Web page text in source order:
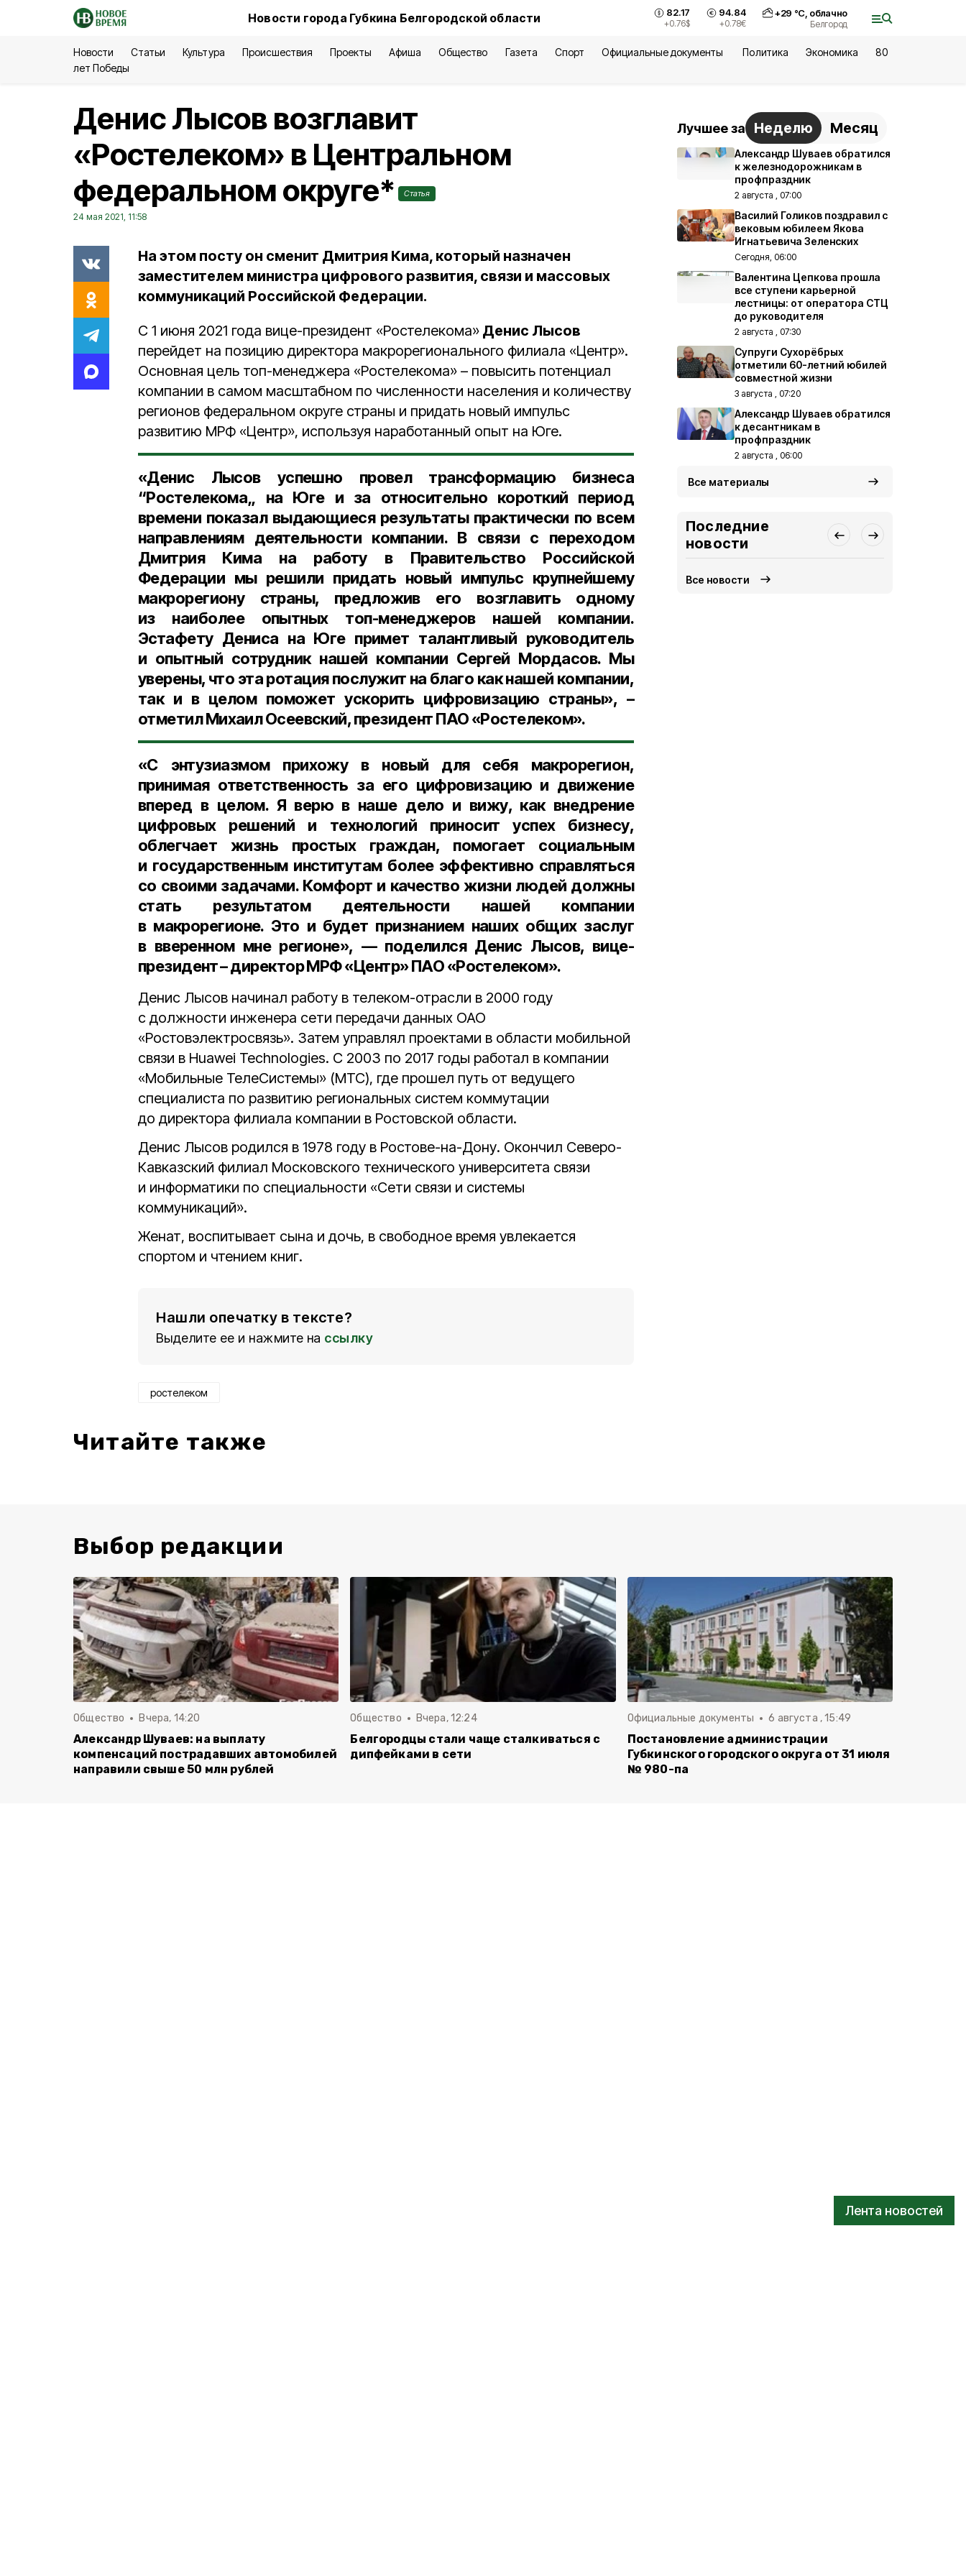
Новости города Губкина Белгородской области 82.17
+0.76$
94.84
+0.78€
+29 °С, облачно
Белгород
Новости Статьи Культура Происшествия Проекты Афиша Общество Газета Спорт Официальные документы Политика Экономика
80
лет Победы
Лента новостей
Денис Лысов возглавит
«Ростелеком» в Центральном
федеральном округе*
Статья
24 мая 2021, 11:58
На этом посту он сменит Дмитрия Кима, который назначен
заместителем министра цифрового развития, связи и массовых
коммуникаций Российской Федерации.
С 1 июня 2021 года вице-президент «Ростелекома» Денис Лысов
перейдет на позицию директора макрорегионального филиала «Центр».
Основная цель топ-менеджера «Ростелекома» – повысить потенциал
компании в самом масштабном по численности населения и количеству
регионов федеральном округе страны и придать новый импульс
развитию МРФ «Центр», используя наработанный опыт на Юге.
«Денис Лысов успешно провел трансформацию бизнеса
“Ростелекома„ на Юге и за относительно короткий период
времени показал выдающиеся результаты практически по всем
направлениям деятельности компании. В связи с переходом
Дмитрия Кима на работу в Правительство Российской
Федерации мы решили придать новый импульс крупнейшему
макрорегиону страны, предложив его возглавить одному
из наиболее опытных топ-менеджеров нашей компании.
Эстафету Дениса на Юге примет талантливый руководитель
и опытный сотрудник нашей компании Сергей Мордасов. Мы
уверены, что эта ротация послужит на благо как нашей компании,
так и в целом поможет ускорить цифровизацию страны», –
отметилМихаил Осеевский, президент ПАО «Ростелеком».
«С энтузиазмом прихожу в новый для себя макрорегион,
принимая ответственность за его цифровизацию и движение
вперед в целом. Я верю в наше дело и вижу, как внедрение
цифровых решений и технологий приносит успех бизнесу,
облегчает жизнь простых граждан, помогает социальным
и государственным институтам более эффективно справляться
со своими задачами. Комфорт и качество жизни людей должны
стать результатом деятельности нашей компании
в макрорегионе. Это и будет признанием наших общих заслуг
в вверенном мне регионе», — поделился Денис Лысов, вице-
президент – директор МРФ «Центр» ПАО «Ростелеком».
Денис Лысов начинал работу в телеком-отрасли в 2000 году
с должности инженера сети передачи данных ОАО
«Ростовэлектросвязь». Затем управлял проектами в области мобильной
связи в Huawei Technologies. С 2003 по 2017 годы работал в компании
«Мобильные ТелеСистемы» (МТС), где прошел путь от ведущего
специалиста по развитию региональных систем коммутации
до директора филиала компании в Ростовской области.
Денис Лысов родился в 1978 году в Ростове-на-Дону. Окончил Северо-
Кавказский филиал Московского технического университета связи
и информатики по специальности «Сети связи и системы
коммуникаций».
Женат, воспитывает сына и дочь, в свободное время увлекается
спортом и чтением книг.
Нашли опечатку в тексте?
Выделите ее и нажмите на ссылку
ростелеком
Читайте также
Лучшее за Неделю Месяц
Александр Шуваев обратился
к железнодорожникам в
профпраздник
2 августа , 07:00
Василий Голиков поздравил с
вековым юбилеем Якова
Игнатьевича Зеленских
Сегодня, 06:00
Валентина Цепкова прошла
все ступени карьерной
лестницы: от оператора СТЦ
до руководителя
2 августа , 07:30
Супруги Сухорёбрых
отметили 60-летний юбилей
совместной жизни
3 августа , 07:20
Александр Шуваев обратился
к десантникам в
профпраздник
2 августа , 06:00
Все материалы
Последние
новости
Все новости
Выбор редакции
Общество Вчера, 14:20
Александр Шуваев: на выплату
компенсаций пострадавших автомобилей
направили свыше 50 млн рублей
Общество Вчера, 12:24
Белгородцы стали чаще сталкиваться с
дипфейками в сети
Официальные документы 6 августа , 15:49
Постановление администрации
Губкинского городского округа от 31 июля
№ 980-па